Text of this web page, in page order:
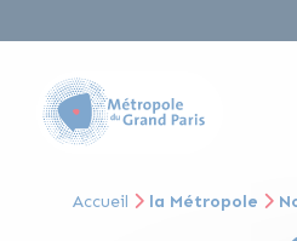
Accueil la Métropole